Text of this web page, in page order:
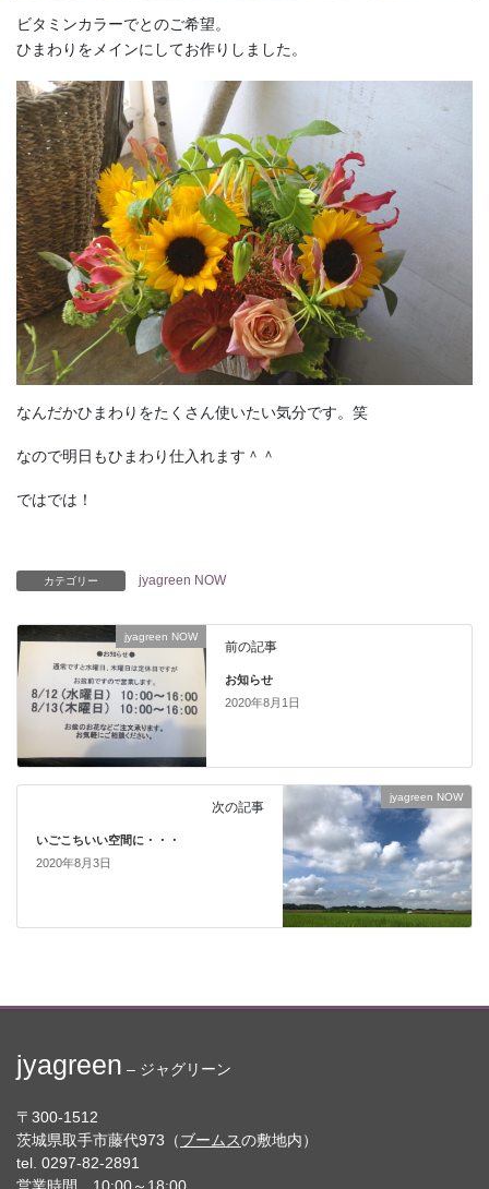
ビタミンカラーでとのご希望。
ひまわりをメインにしてお作りしました。
なんだかひまわりをたくさん使いたい気分です。笑
なので明日もひまわり仕入れます＾＾
ではでは！
カテゴリー jyagreen NOW
jyagreen NOW
前の記事
お知らせ
2020年8月1日
jyagreen NOW
次の記事
いごこちいい空間に・・・
2020年8月3日
jyagreen – ジャグリーン
〒300-1512
茨城県取手市藤代973（ブームスの敷地内）
tel. 0297-82-2891